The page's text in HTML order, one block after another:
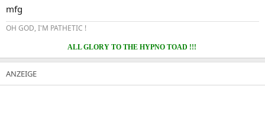
mfg
OH GOD, I'M PATHETIC !
ALL GLORY TO THE HYPNO TOAD !!!